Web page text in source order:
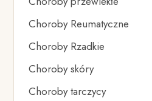
Choroby Reumatyczne
Choroby Rzadkie
Choroby skóry
Choroby tarczycy